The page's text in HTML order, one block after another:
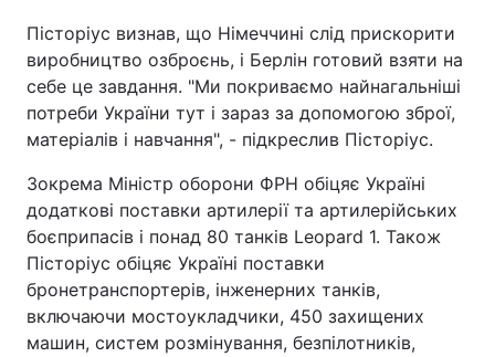
Пісторіус визнав, що Німеччині слід прискорити
виробництво озброєнь, і Берлін готовий взяти на
себе це завдання. "Ми покриваємо найнагальніші
потреби України тут і зараз за допомогою зброї,
матеріалів і навчання", - підкреслив Пісторіус.
Зокрема Міністр оборони ФРН обіцяє Україні
додаткові поставки артилерії та артилерійських
боєприпасів і понад 80 танків Leopard 1. Також
Пісторіус обіцяє Україні поставки
бронетранспортерів, інженерних танків,
включаючи мостоукладчики, 450 захищених
машин, систем розмінування, безпілотників,